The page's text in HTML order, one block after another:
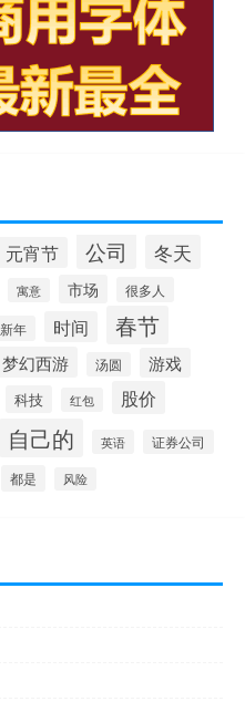
元宵节 公司 冬天
寓意 市场 很多人
新年 时间 春节
梦幻西游 汤圆
游戏
科技 红包 股价
自己的 英语 证券公司
都是 风险